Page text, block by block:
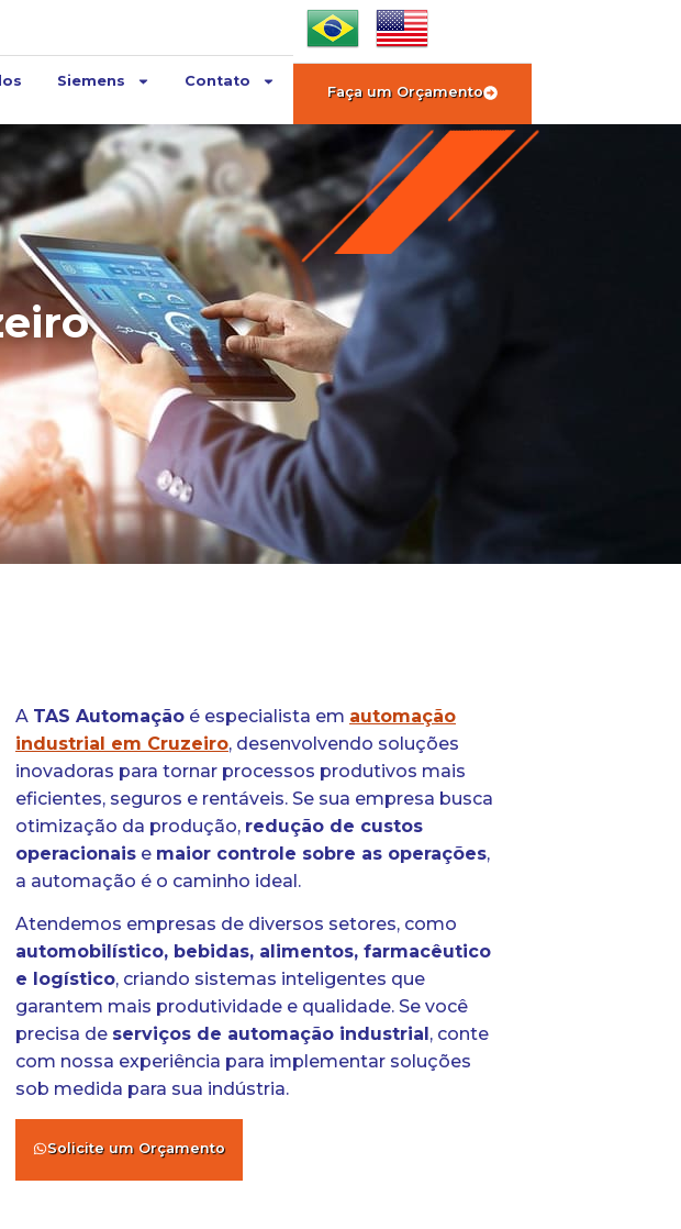
Siemens Contato
Faça um Orçamento
A TAS Automação é especialista em automação
industrial em Cruzeiro, desenvolvendo soluções
inovadoras para tornar processos produtivos mais
eficientes, seguros e rentáveis. Se sua empresa busca
otimização da produção, redução de custos
operacionais e maior controle sobre as operações,
a automação é o caminho ideal.
Atendemos empresas de diversos setores, como
automobilístico, bebidas, alimentos, farmacêutico
e logístico, criando sistemas inteligentes que
garantem mais produtividade e qualidade. Se você
precisa de serviços de automação industrial , conte
com nossa experiência para implementar soluções
sob medida para sua indústria.
Solicite um Orçamento